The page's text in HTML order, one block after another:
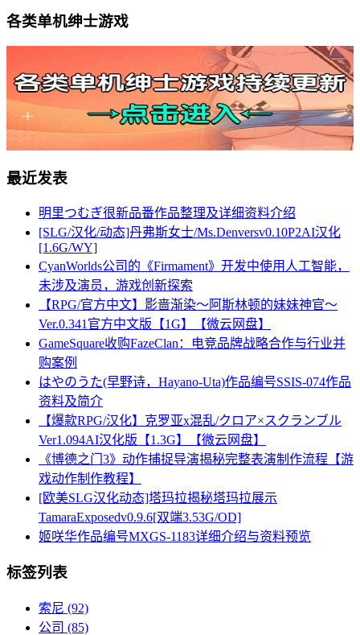
各类单机绅士游戏
最近发表
明里つむぎ很新品番作品整理及详细资料介绍
[SLG/汉化/动态]丹弗斯女士/Ms.Denversv0.10P2AI汉化
[1.6G/WY]
CyanWorlds公司的《Firmament》开发中使用人工智能，
未涉及演员，游戏创新探索
【RPG/官方中文】影啬渐染～阿斯林顿的妹妹神官～
Ver.0.341官方中文版【1G】【微云网盘】
GameSquare收购FazeClan：电竞品牌战略合作与行业并
购案例
はやのうた(早野诗，Hayano-Uta)作品编号SSIS-074作品
资料及简介
【爆款RPG/汉化】克罗亚x混乱/クロア×スクランブル
Ver1.094AI汉化版【1.3G】【微云网盘】
《博德之门3》动作捕捉导演揭秘完整表演制作流程【游
戏动作制作教程】
[欧美SLG汉化动态]塔玛拉揭秘塔玛拉展示
TamaraExposedv0.9.6[双端3.53G/OD]
姬咲华作品编号MXGS-1183详细介绍与资料预览
标签列表
索尼 (92)
公司 (85)